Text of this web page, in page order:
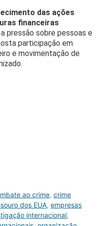
das ações
financeiras
pressão sobre pessoas e
participação em
e movimentação de
ao crime, crime
dos EUA, empresas
internacional,